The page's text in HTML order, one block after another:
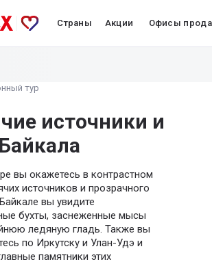
Страны Акции Офисы
тур
источники и
вы окажетесь в контрастном
источников и прозрачного
вы увидите
бухты, заснеженные мысы
ледяную гладь. Также вы
по Иркутску и Улан-Удэ и
памятники этих